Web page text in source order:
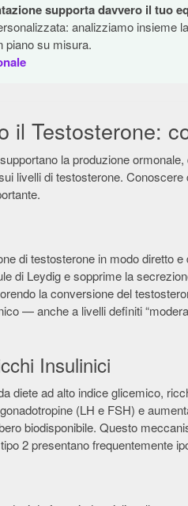
supporta davvero il tuo
analizziamo insieme
piano su misura.
il Testosterone:
la produzione
livelli di testosterone.
di testosterone in modo diretto
di Leydig e sopprime la
la conversione del
— anche a livelli definiti
Insulinici
diete ad alto indice glicemico,
(LH e FSH) e
biodisponibile. Questo
2 presentano frequentemente